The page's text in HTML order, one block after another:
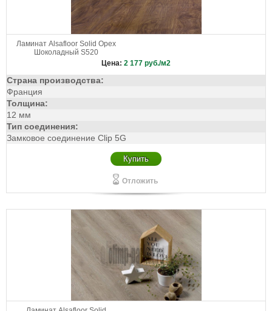
Ламинат Alsafloor Solid Орех
Шоколадный S520
Цена: 2 177 руб./м2
Страна производства:
Франция
Толщина:
12 мм
Тип соединения:
Замковое соединение Clip 5G
Купить
Отложить